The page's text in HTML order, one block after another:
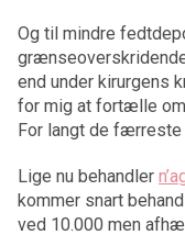
Og til mindre
end under kirurgens
for mig at fortælle
For langt de færreste
Lige nu behandler
kommer snart
ved 10.000 men